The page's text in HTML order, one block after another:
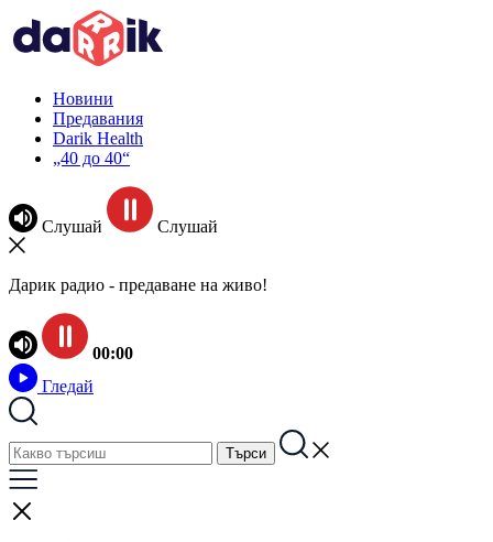
Новини
Предавания
Darik Health
„40 до 40“
Слушай Слушай
Дарик радио - предаване на живо!
00:00
Гледай